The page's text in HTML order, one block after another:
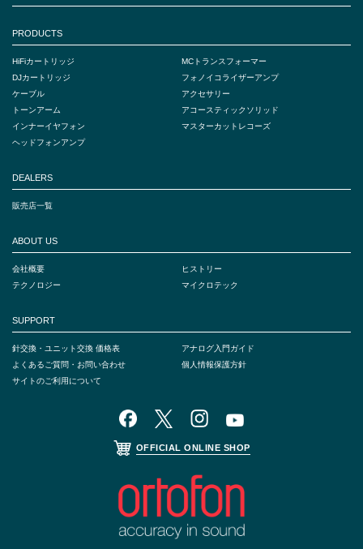
PRODUCTS
HiFiカートリッジ
DJカートリッジ
ケーブル
トーンアーム
インナーイヤフォン
ヘッドフォンアンプ
MCトランスフォーマー
フォノイコライザーアンプ
アクセサリー
アコースティックソリッド
マスターカットレコーズ
DEALERS
販売店一覧
ABOUT US
会社概要
ヒストリー
テクノロジー
マイクロテック
SUPPORT
針交換・ユニット交換 価格表
アナログ入門ガイド
よくあるご質問・お問い合わせ
個人情報保護方針
サイトのご利用について
OFFICIAL ONLINE SHOP